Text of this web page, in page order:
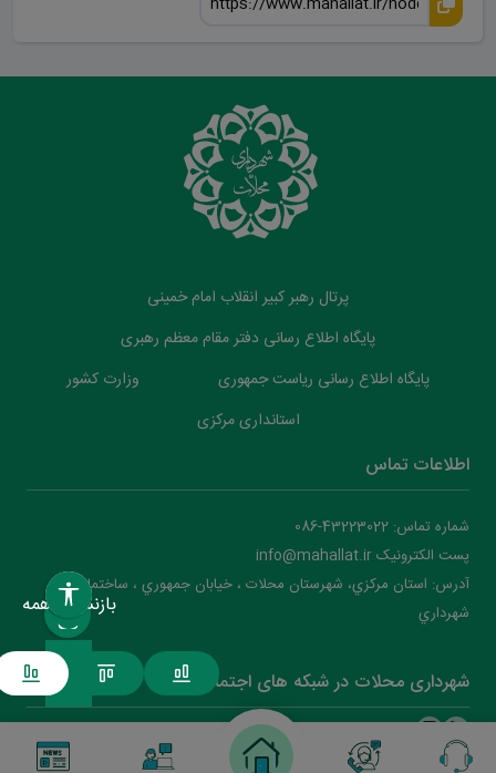
پرتال رهبر کبیر انقلاب امام خمینی
پایگاه اطلاع رسانی دفتر مقام معظم رهبری
پایگاه اطلاع رسانی ریاست جمهوری
وزارت کشور
استانداری مرکزی
اطلاعات تماس
شماره تماس: 43223022-086
پست الکترونیک info@mahallat.ir
آدرس: استان مرکزي، شهرستان محلات ‌‌‌، خيابان جمهوري ، ساختمان
شهرداري
شهرداری محلات در شبکه های اجتماعی
بازنشانی همه